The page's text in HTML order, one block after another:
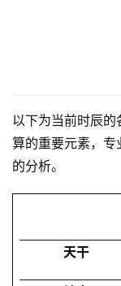
黄
以下为当前时辰
算的重要元素，
的分析。
天干